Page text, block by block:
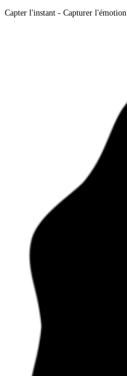
Capter l'instant - Capturer l'émotion